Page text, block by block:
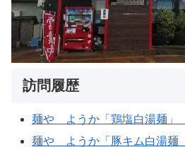
訪問履歴
麺や ようか「鶏塩白湯麺
麺や ようか「豚キム白湯麺